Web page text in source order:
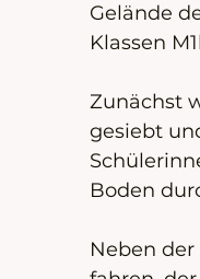
Gelände
Klassen
Zunächst
gesiebt
Boden
Neben